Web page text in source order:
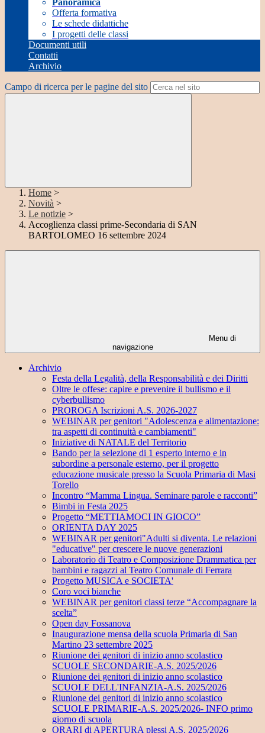
Panoramica
Offerta formativa
Le schede didattiche
I progetti delle classi
Documenti utili
Contatti
Archivio
Campo di ricerca per le pagine del sito
Home >
Novità >
Le notizie >
Accoglienza classi prime-Secondaria di SAN
BARTOLOMEO 16 settembre 2024
Menu di
navigazione
Archivio
Festa della Legalità, della Responsabilità e dei Diritti
Oltre le offese: capire e prevenire il bullismo e il
cyberbullismo
PROROGA Iscrizioni A.S. 2026-2027
WEBINAR per genitori "Adolescenza e alimentazione:
tra aspetti di continuità e cambiamenti"
Iniziative di NATALE del Territorio
Bando per la selezione di 1 esperto interno e in
subordine a personale esterno, per il progetto
educazione musicale presso la Scuola Primaria di Masi
Torello
Incontro “Mamma Lingua. Seminare parole e racconti”
Bimbi in Festa 2025
Progetto “METTIAMOCI IN GIOCO”
ORIENTA DAY 2025
WEBINAR per genitori"Adulti si diventa. Le relazioni
"educative" per crescere le nuove generazioni
Laboratorio di Teatro e Composizione Drammatica per
bambini e ragazzi al Teatro Comunale di Ferrara
Progetto MUSICA e SOCIETA'
Coro voci bianche
WEBINAR per genitori classi terze “Accompagnare la
scelta”
Open day Fossanova
Inaugurazione mensa della scuola Primaria di San
Martino 23 settembre 2025
Riunione dei genitori di inizio anno scolastico
SCUOLE SECONDARIE-A.S. 2025/2026
Riunione dei genitori di inizio anno scolastico
SCUOLE DELL'INFANZIA-A.S. 2025/2026
Riunione dei genitori di inizio anno scolastico
SCUOLE PRIMARIE-A.S. 2025/2026- INFO primo
giorno di scuola
ORARI di APERTURA plessi A.S. 2025/2026